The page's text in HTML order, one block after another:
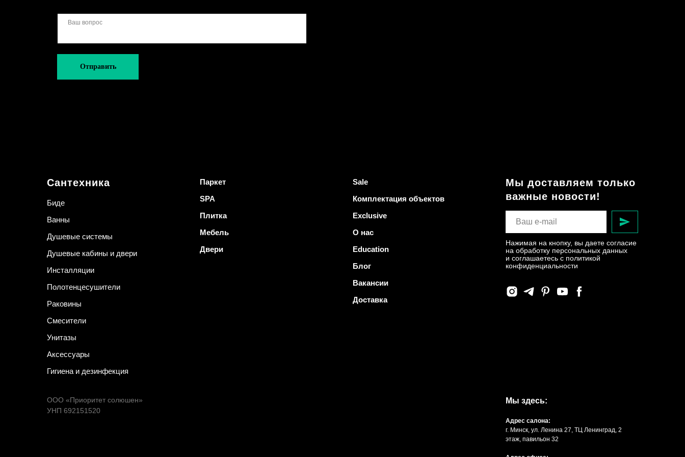
Отправить
Сантехника
Биде
Ванны
Душевые системы
Душевые кабины и двери
Инсталляции
Полотенцесушители
Раковины
Смесители
Унитазы
Аксессуары
Гигиена и дезинфекция
Паркет
SPA
Плитка
Мебель
Двери
Sale
Комплектация объектов
Exclusive
О нас
Education
Блог
Вакансии
Доставка
Мы доставляем только
важные новости!
Нажимая на кнопку, вы даете согласие
на обработку персональных данных
и соглашаетесь c политикой
конфиденциальности
ООО «Приоритет солюшен»
УНП 692151520
Мы здесь:
Адрес салона:
г. Минск, ул. Ленина 27, ТЦ Ленинград, 2
этаж, павильон 32